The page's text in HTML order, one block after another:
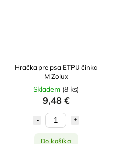
Hračka pre psa ETPU činka
M Zolux
Skladem (8 ks)
9,48 €
Do košíka